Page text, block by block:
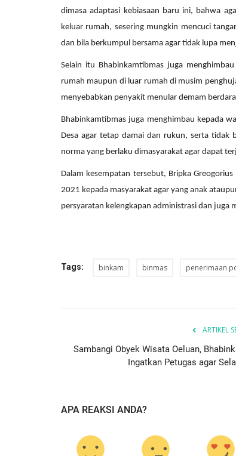
dimasa adaptasi kebiasaan baru ini, bahwa
keluar rumah, sesering mungkin mencuci
dan bila berkumpul bersama agar tidak lupa
Selain itu Bhabinkamtibmas juga
rumah maupun di luar rumah di musim
menyebabkan penyakit menular demam
Bhabinkamtibmas juga menghimbau kepada
Desa agar tetap damai dan rukun, serta
norma yang berlaku dimasyarakat agar dapat
Dalam kesempatan tersebut, Bripka
2021 kepada masyarakat agar yang anak
persyaratan kelengkapan administrasi dan juga
Tags: binkam binmas penerimaan
ARTIKEL
Sambangi Obyek Wisata Oeluan,
Ingatkan Petugas agar
APA REAKSI ANDA?
Satwil
MIOBAR LAKUKAN
Humas Polres Timor Tengah Utara Nop